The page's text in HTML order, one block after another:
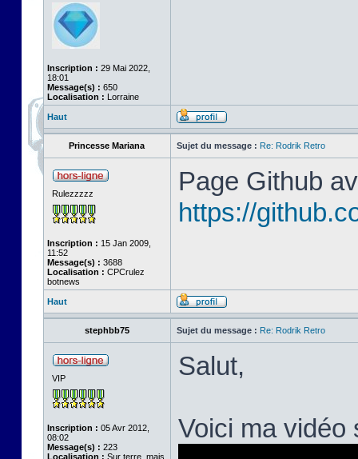
Inscription : 29 Mai 2022,
18:01
Message(s) : 650
Localisation : Lorraine
Haut
Princesse Mariana Sujet du message : Re: Rodrik Retro
Rulezzzzz
Inscription : 15 Jan 2009,
11:52
Message(s) : 3688
Localisation : CPCrulez
botnews
Page Github
https://
Haut
stephbb75 Sujet du message : Re: Rodrik Retro
VIP
Inscription : 05 Avr 2012,
08:02
Message(s) : 223
Localisation : Sur terre, mais
Salut,
Voici ma